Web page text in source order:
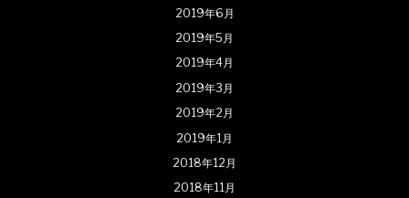
2019年6月
2019年5月
2019年4月
2019年3月
2019年2月
2019年1月
2018年12月
2018年11月